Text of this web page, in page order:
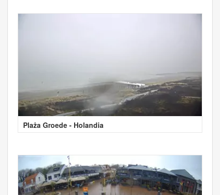
Plaża Groede - Holandia